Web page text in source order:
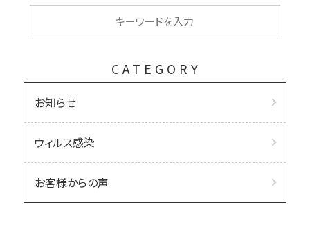
CATEGORY
お知らせ
ウィルス感染
お客様からの声